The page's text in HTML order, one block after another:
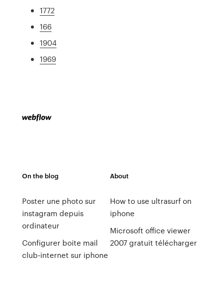
1772
166
1904
1969
On the blog
Poster une photo sur
instagram depuis
ordinateur
Configurer boite mail
club-internet sur iphone
About
How to use ultrasurf on
iphone
Microsoft office viewer
2007 gratuit télécharger